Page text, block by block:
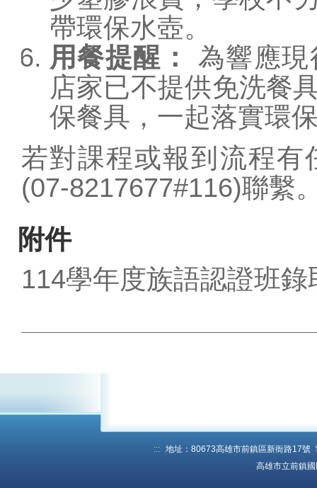
校外人士協助教學
活動
114學生獎懲要點
防疫通報
帶環保水壺。
用餐提醒：
為響應
店家已不提供免洗餐
保餐具，一起落實環
若對課程或報到流程有
(07-8217677#116)聯繫
附件
114學年度族語認證班
::: 地址：80673高雄市前鎮區新衙路17
高雄市立前鎮